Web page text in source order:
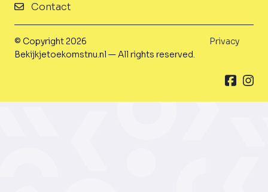
Contact
© Copyright 2026
Bekijkjetoekomstnu.nl — All rights reserved.
Privacy